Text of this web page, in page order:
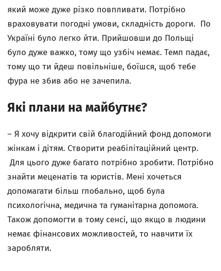
який може дуже різко повпливати. Потрібно
враховувати погодні умови, складність дороги. По
Україні було легко йти. Прийшовши до Польщі
було дуже важко, тому що узбіч немає. Темп падає,
тому що ти йдеш повільніше, боїшся, щоб тебе
фура не збив або не зачепила.
Які плани на майбутнє?
– Я хочу відкрити свій благодійний фонд допомоги
жінкам і дітям. Створити реабілітаційний центр.
Для цього дуже багато потрібно зробити. Потрібно
знайти меценатів та юристів. Мені хочеться
допомагати більш глобально, щоб була
психологічна, медична та гуманітарна допомога.
Також допомогти в тому сенсі, що якщо в людини
немає фінансових можливостей, то навчити їх
заробляти.